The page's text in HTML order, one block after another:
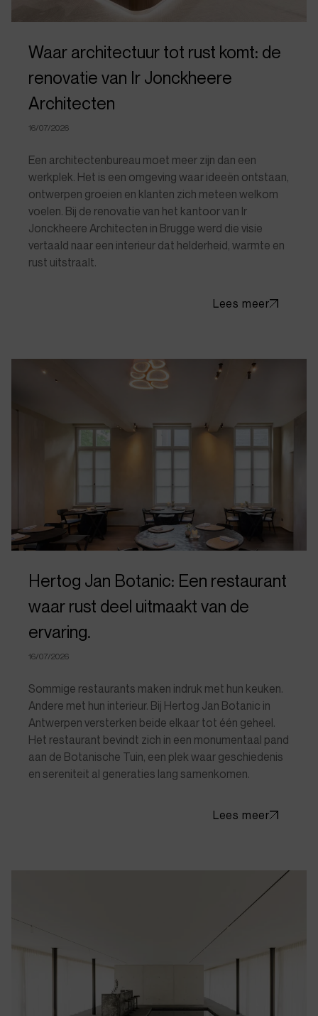
Waar architectuur tot rust komt: de
renovatie van Ir Jonckheere
Architecten
16/07/2026
Een architectenbureau moet meer zijn dan een
werkplek. Het is een omgeving waar ideeën ontstaan,
ontwerpen groeien en klanten zich meteen welkom
voelen. Bij de renovatie van het kantoor van Ir
Jonckheere Architecten in Brugge werd die visie
vertaald naar een interieur dat helderheid, warmte en
rust uitstraalt.
Lees meer
Hertog Jan Botanic: Een restaurant
waar rust deel uitmaakt van de
ervaring.
16/07/2026
Sommige restaurants maken indruk met hun keuken.
Andere met hun interieur. Bij Hertog Jan Botanic in
Antwerpen versterken beide elkaar tot één geheel.
Het restaurant bevindt zich in een monumentaal pand
aan de Botanische Tuin, een plek waar geschiedenis
en sereniteit al generaties lang samenkomen.
Lees meer